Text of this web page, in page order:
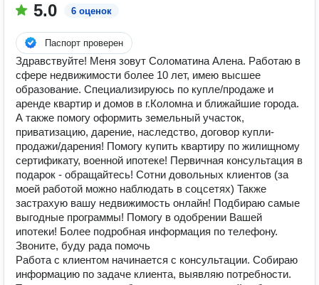
5.0 6 оценок
Паспорт проверен
Здравствуйте! Меня зовут Соломатина Алена. Работаю в
сфере недвижимости более 10 лет, имею высшее
образование. Специализируюсь по купле/продаже и
аренде квартир и домов в г.Коломна и ближайшие города.
А также помогу оформить земельный участок,
приватизацию, дарение, наследство, договор купли-
продажи/дарения! Помогу купить квартиру по жилищному
сертификату, военной ипотеке! Первичная консультация в
подарок - обращайтесь! Сотни довольных клиентов (за
моей работой можно наблюдать в соцсетях) Также
застрахую вашу недвижимость онлайн! Подбираю самые
выгодные программы! Помогу в одобрении Вашей
ипотеки! Более подробная информация по телефону.
Звоните, буду рада помочь
Работа с клиентом начинается с консультации. Собираю
информацию по задаче клиента, выявляю потребности.